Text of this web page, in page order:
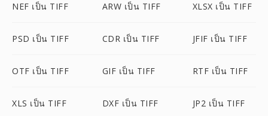
NEF เป็น TIFF ARW เป็น TIFF XLSX เป็น TIFF
PSD เป็น TIFF CDR เป็น TIFF JFIF เป็น TIFF
OTF เป็น TIFF GIF เป็น TIFF RTF เป็น TIFF
XLS เป็น TIFF DXF เป็น TIFF JP2 เป็น TIFF